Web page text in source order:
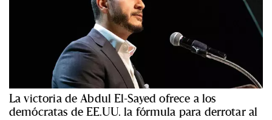
La victoria de Abdul El-Sayed ofrece a los
demócratas de EE.UU. la fórmula para derrotar al